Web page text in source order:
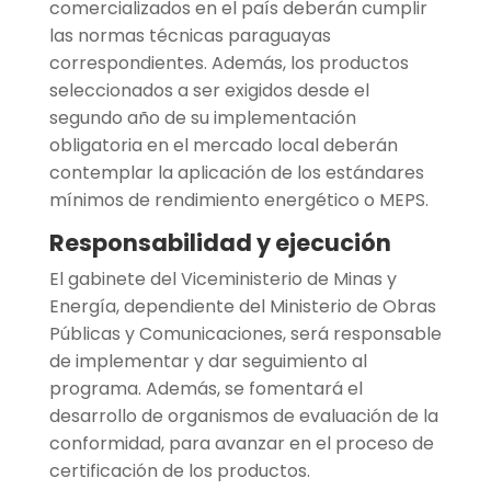
comercializados en el país deberán cumplir
las normas técnicas paraguayas
correspondientes. Además, los productos
seleccionados a ser exigidos desde el
segundo año de su implementación
obligatoria en el mercado local deberán
contemplar la aplicación de los estándares
mínimos de rendimiento energético o MEPS.
Responsabilidad y ejecución
El gabinete del Viceministerio de Minas y
Energía, dependiente del Ministerio de Obras
Públicas y Comunicaciones, será responsable
de implementar y dar seguimiento al
programa. Además, se fomentará el
desarrollo de organismos de evaluación de la
conformidad, para avanzar en el proceso de
certificación de los productos.